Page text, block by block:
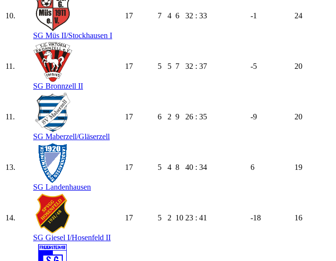
10.
SG Müs II/​Stockhausen I
17 7 4 6 32 : 33 -1 24
11.
SG Bronnzell II
17 5 5 7 32 : 37 -5 20
11.
SG Maberzell/​Gläserzell
17 6 2 9 26 : 35 -9 20
13.
SG Landenhausen
17 5 4 8 40 : 34 6 19
14.
SG Giesel I/​Hosenfeld II
17 5 2 10 23 : 41 -18 16